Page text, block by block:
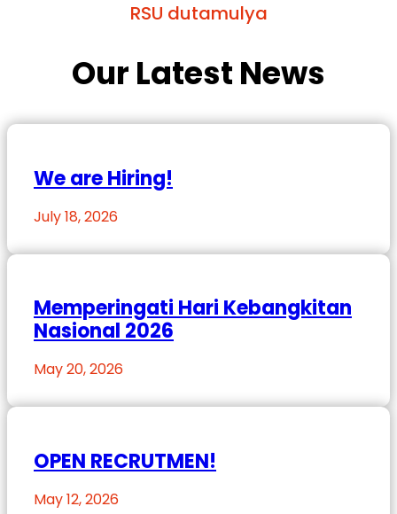
RSU dutamulya
Our Latest News
We are Hiring!
July 18, 2026
Memperingati Hari Kebangkitan
Nasional 2026
May 20, 2026
OPEN RECRUTMEN!
May 12, 2026